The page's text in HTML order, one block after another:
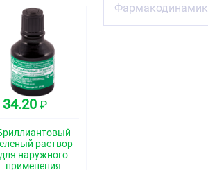
бактерий).
блефарит,
34.20 ₽
раствор
для наружного
применения